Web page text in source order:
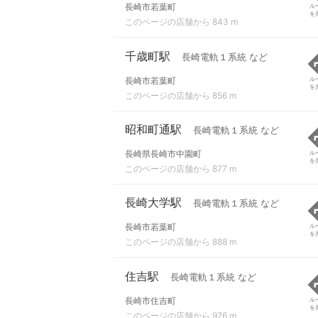
長崎市若葉町
このページの店舗から 843 m
ル
を
千歳町駅 長崎電軌１系統 など
長崎市若葉町
このページの店舗から 856 m
ル
を
昭和町通駅 長崎電軌１系統 など
長崎県長崎市中園町
このページの店舗から 877 m
ル
を
長崎大学駅 長崎電軌１系統 など
長崎市若葉町
このページの店舗から 888 m
ル
を
住吉駅 長崎電軌１系統 など
長崎市住吉町
このページの店舗から 976 m
ル
を